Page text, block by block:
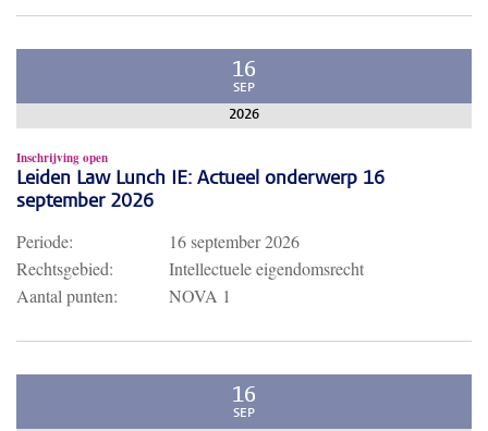
16
SEP
2026
Inschrijving open
Leiden Law Lunch IE: Actueel onderwerp 16
september 2026
Periode:
16 september 2026
Rechtsgebied:
Intellectuele eigendomsrecht
Aantal punten:
NOVA 1
16
SEP